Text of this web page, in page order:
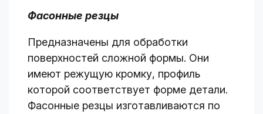
Фасонные резцы
Предназначены для обработки
поверхностей сложной формы. Они
имеют режущую кромку, профиль
которой соответствует форме детали.
Фасонные резцы изготавливаются по